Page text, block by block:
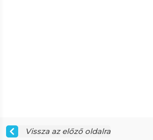
Vissza az előző oldalra